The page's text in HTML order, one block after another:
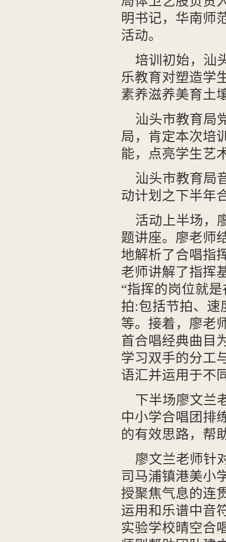
明书记，华南师
活动。
培训初始，汕
乐教育对塑造学
素养滋养美育土
汕头市教育局
局，肯定本次培
能，点亮学生艺
汕头市教育局
动计划之下半年
活动上半场，
题讲座。廖老师
地解析了合唱指
老师讲解了指挥
“指挥的岗位就
拍:包括节拍、速
等。接着，廖老
首合唱经典曲目
学习双手的分工
语汇并运用于不
下半场廖文兰
中小学合唱团排
的有效思路，帮
廖文兰老师针
司马浦镇港美小
授聚焦气息的连
运用和乐谱中音
实验学校晴空合